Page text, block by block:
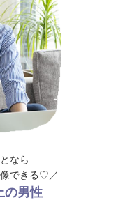
なら
できる♡／
の男性